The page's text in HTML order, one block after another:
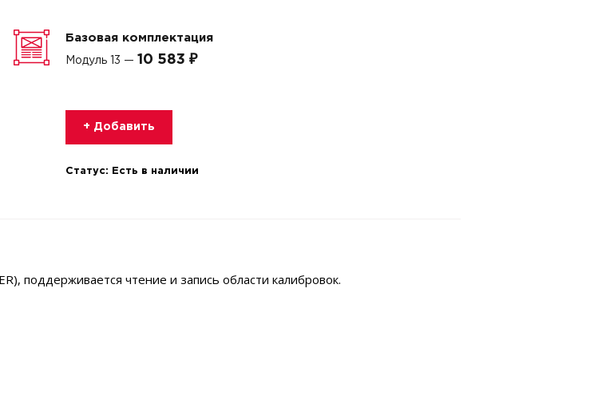
Базовая комплектация
Модуль 13 — 10 583 ₽
+ Добавить
Статус: Есть в наличии
поддерживается чтение и запись области калибровок.